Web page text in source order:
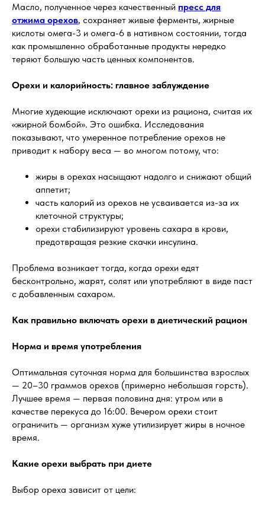
Масло, полученное через качественный пресс для
отжима орехов, сохраняет живые ферменты, жирные
кислоты омега-3 и омега-6 в нативном состоянии, тогда
как промышленно обработанные продукты нередко
теряют большую часть ценных компонентов.
Орехи и калорийность: главное заблуждение
Многие худеющие исключают орехи из рациона, считая их
«жирной бомбой». Это ошибка. Исследования
показывают, что умеренное потребление орехов не
приводит к набору веса — во многом потому, что:
жиры в орехах насыщают надолго и снижают общий
аппетит;
часть калорий из орехов не усваивается из-за их
клеточной структуры;
орехи стабилизируют уровень сахара в крови,
предотвращая резкие скачки инсулина.
Проблема возникает тогда, когда орехи едят
бесконтрольно, жарят, солят или употребляют в виде паст
с добавленным сахаром.
Как правильно включать орехи в диетический рацион
Норма и время употребления
Оптимальная суточная норма для большинства взрослых
— 20–30 граммов орехов (примерно небольшая горсть).
Лучшее время — первая половина дня: утром или в
качестве перекуса до 16:00. Вечером орехи стоит
ограничить — организм хуже утилизирует жиры в ночное
время.
Какие орехи выбрать при диете
Выбор ореха зависит от цели: